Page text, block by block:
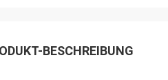
BESCHREIBUNG